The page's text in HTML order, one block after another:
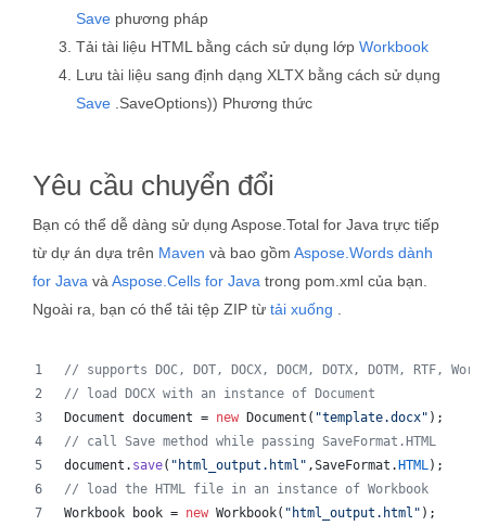
Save phương pháp
Tải tài liệu HTML bằng cách sử dụng lớp Workbook
Lưu tài liệu sang định dạng XLTX bằng cách sử dụng
Save .SaveOptions)) Phương thức
Yêu cầu chuyển đổi
Bạn có thể dễ dàng sử dụng Aspose.Total for Java trực tiếp
từ dự án dựa trên Maven và bao gồm Aspose.Words dành
for Java và Aspose.Cells for Java trong pom.xml của bạn.
Ngoài ra, bạn có thể tải tệp ZIP từ tải xuống
// supports DOC, DOT, DOCX, DOCM, DOTX, DOTM, RTF,
// load DOCX with an instance of Document
Document document = new Document ( "template.docx" );
// call Save method while passing SaveFormat.HTML
document . save( "html_output.html" ,SaveFormat . HTML);
// load the HTML file in an instance of Workbook
Workbook
book = new Workbook( "html_output.html" );